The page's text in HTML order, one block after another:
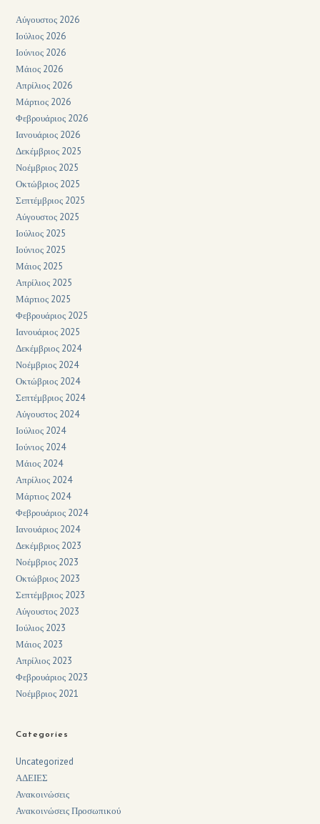
Αύγουστος 2026
Ιούλιος 2026
Ιούνιος 2026
Μάιος 2026
Απρίλιος 2026
Μάρτιος 2026
Φεβρουάριος 2026
Ιανουάριος 2026
Δεκέμβριος 2025
Νοέμβριος 2025
Οκτώβριος 2025
Σεπτέμβριος 2025
Αύγουστος 2025
Ιούλιος 2025
Ιούνιος 2025
Μάιος 2025
Απρίλιος 2025
Μάρτιος 2025
Φεβρουάριος 2025
Ιανουάριος 2025
Δεκέμβριος 2024
Νοέμβριος 2024
Οκτώβριος 2024
Σεπτέμβριος 2024
Αύγουστος 2024
Ιούλιος 2024
Ιούνιος 2024
Μάιος 2024
Απρίλιος 2024
Μάρτιος 2024
Φεβρουάριος 2024
Ιανουάριος 2024
Δεκέμβριος 2023
Νοέμβριος 2023
Οκτώβριος 2023
Σεπτέμβριος 2023
Αύγουστος 2023
Ιούλιος 2023
Μάιος 2023
Απρίλιος 2023
Φεβρουάριος 2023
Νοέμβριος 2021
Categories
Uncategorized
ΑΔΕΙΕΣ
Ανακοινώσεις
Ανακοινώσεις Προσωπικού